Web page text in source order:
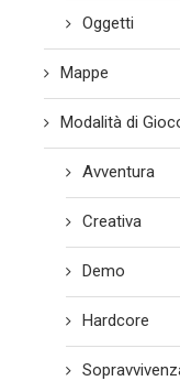
Oggetti
Mappe
Modalità di
Avventura
Creativa
Demo
Hardcore